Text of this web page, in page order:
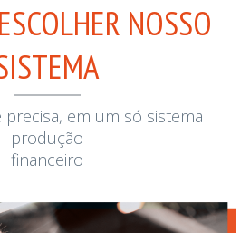
ESCOLHER NOSSO
em um só sistema
produção
financeiro